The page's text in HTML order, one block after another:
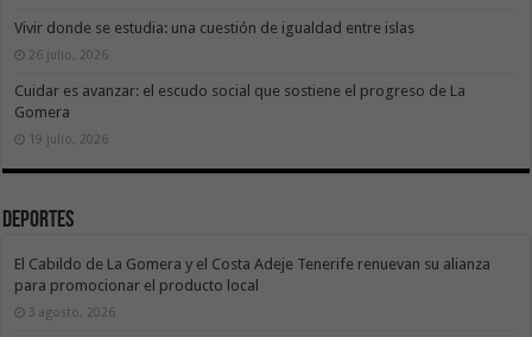
Vivir donde se estudia: una cuestión de igualdad entre islas
26 julio, 2026
Cuidar es avanzar: el escudo social que sostiene el progreso de La
Gomera
19 julio, 2026
Deportes
El Cabildo de La Gomera y el Costa Adeje Tenerife renuevan su alianza
para promocionar el producto local
3 agosto, 2026